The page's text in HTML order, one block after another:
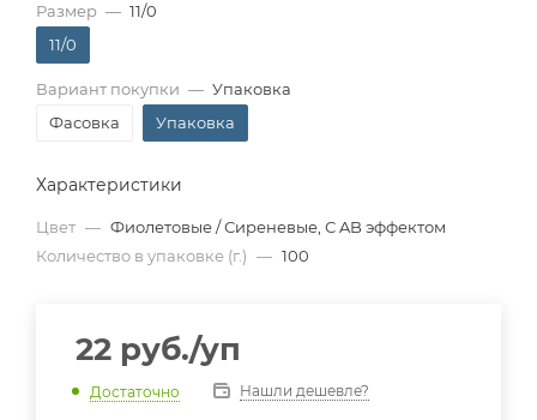
Размер — 11/0
11/0
Вариант покупки — Упаковка
Фасовка
Упаковка
Характеристики
Цвет — Фиолетовые / Сиреневые, С AB эффектом
Количество в упаковке (г.) — 100
22 руб./уп
Достаточно Нашли дешевле?